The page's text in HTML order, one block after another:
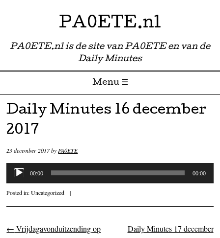
PA0ETE.nl
PA0ETE.nl is de site van PA0ETE en van de
Daily Minutes
Menu ☰
Skip to content
Daily Minutes 16 december
2017
23 december 2017byPA0ETE
Audiospeler
00:00 00:00
Posted in:Uncategorized |
Post navigation
← Vrijdagavonduitzending op
Daily Minutes 17 december